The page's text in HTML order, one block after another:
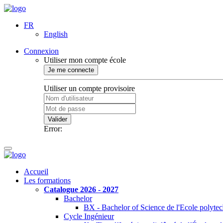
FR
English
Connexion
Utiliser mon compte école
Je me connecte
Utiliser un compte provisoire
Valider
Error:
Accueil
Les formations
Catalogue 2026 - 2027
Bachelor
BX - Bachelor of Science de l'Ecole
Cycle Ingénieur